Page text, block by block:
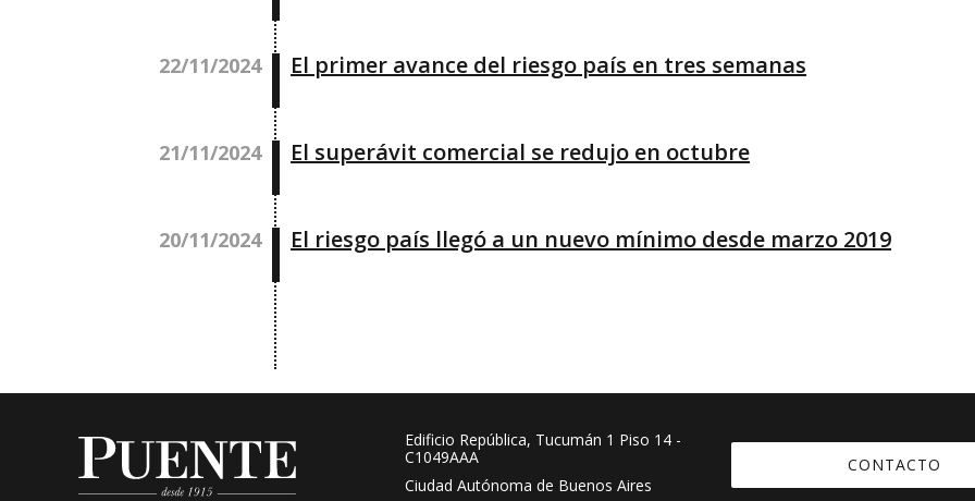
22/11/2024 El primer avance del riesgo país en tres semanas
21/11/2024 El superávit comercial se redujo en octubre
20/11/2024 El riesgo país llegó a un nuevo mínimo desde marzo 2019
Edificio República, Tucumán 1 Piso 14 -
C1049AAA
Ciudad Autónoma de Buenos Aires
CONTACTO